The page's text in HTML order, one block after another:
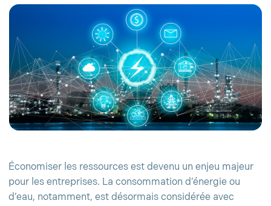
Économiser les ressources est devenu un enjeu majeur
pour les entreprises. La consommation d’énergie ou
d’eau, notamment, est désormais considérée avec